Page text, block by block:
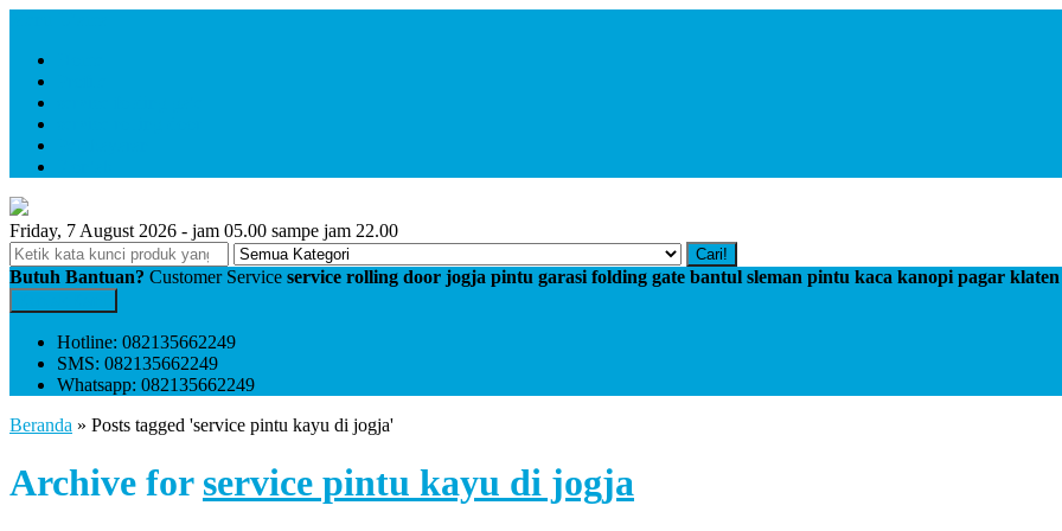
Friday, 7 August 2026 - jam 05.00 sampe jam 22.00
Cari!
Butuh Bantuan? Customer Service service rolling door jogja pintu garasi folding gate bantul sleman pintu kaca kanopi pagar klaten
Hotline: 082135662249
SMS: 082135662249
Whatsapp: 082135662249
Beranda » Posts tagged 'service pintu kayu di jogja'
Archive for service pintu kayu di jogja